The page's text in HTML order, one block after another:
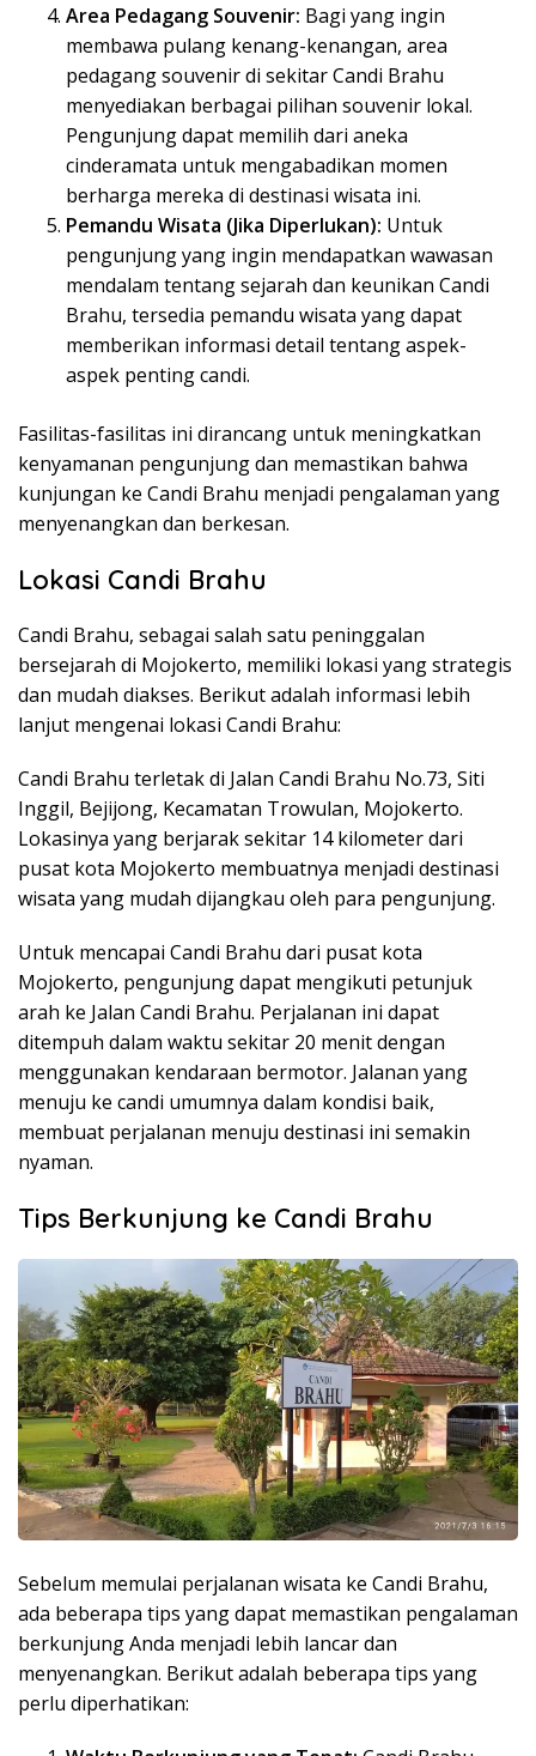
Area Pedagang Souvenir: Bagi yang ingin
membawa pulang kenang-kenangan, area
pedagang souvenir di sekitar Candi Brahu
menyediakan berbagai pilihan souvenir lokal.
Pengunjung dapat memilih dari aneka
cinderamata untuk mengabadikan momen
berharga mereka di destinasi wisata ini.
Pemandu Wisata (Jika Diperlukan): Untuk
pengunjung yang ingin mendapatkan wawasan
mendalam tentang sejarah dan keunikan Candi
Brahu, tersedia pemandu wisata yang dapat
memberikan informasi detail tentang aspek-
aspek penting candi.
Fasilitas-fasilitas ini dirancang untuk meningkatkan
kenyamanan pengunjung dan memastikan bahwa
kunjungan ke Candi Brahu menjadi pengalaman yang
menyenangkan dan berkesan.
Lokasi Candi Brahu
Candi Brahu, sebagai salah satu peninggalan
bersejarah di Mojokerto, memiliki lokasi yang strategis
dan mudah diakses. Berikut adalah informasi lebih
lanjut mengenai lokasi Candi Brahu:
Candi Brahu terletak di Jalan Candi Brahu No.73, Siti
Inggil, Bejijong, Kecamatan Trowulan, Mojokerto.
Lokasinya yang berjarak sekitar 14 kilometer dari
pusat kota Mojokerto membuatnya menjadi destinasi
wisata yang mudah dijangkau oleh para pengunjung.
Untuk mencapai Candi Brahu dari pusat kota
Mojokerto, pengunjung dapat mengikuti petunjuk
arah ke Jalan Candi Brahu. Perjalanan ini dapat
ditempuh dalam waktu sekitar 20 menit dengan
menggunakan kendaraan bermotor. Jalanan yang
menuju ke candi umumnya dalam kondisi baik,
membuat perjalanan menuju destinasi ini semakin
nyaman.
Tips Berkunjung ke Candi Brahu
Sebelum memulai perjalanan wisata ke Candi Brahu,
ada beberapa tips yang dapat memastikan pengalaman
berkunjung Anda menjadi lebih lancar dan
menyenangkan. Berikut adalah beberapa tips yang
perlu diperhatikan: